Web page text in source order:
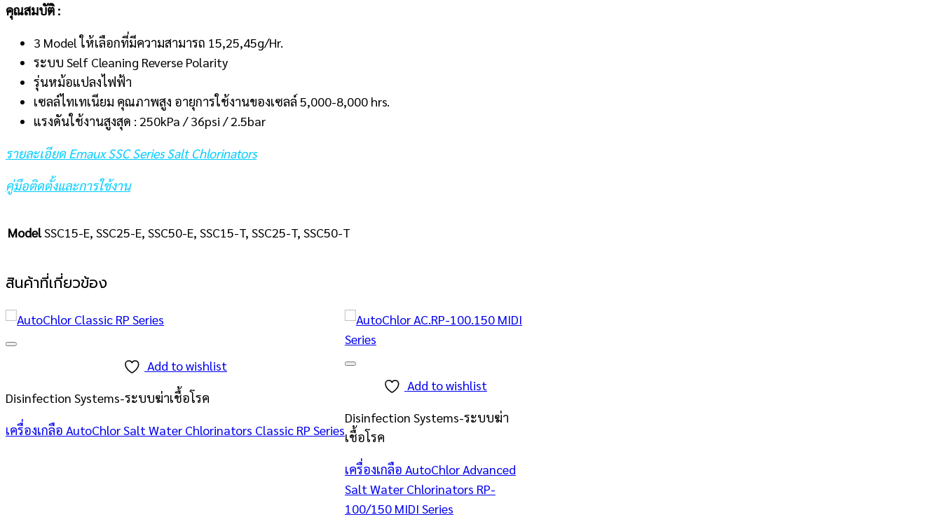
คุณสมบัติ :
3 Model ให้เลือกที่มีความสามารถ 15,25,45g/Hr.
ระบบ Self Cleaning Reverse Polarity
รุ่นหม้อแปลงไฟฟ้า
เซลล์ไทเทเนียม คุณภาพสูง อายุการใช้งานของเซลล์ 5,000-8,000 hrs.
แรงดันใช้งานสูงสุด : 250kPa / 36psi / 2.5bar
รายละเอียด Emaux SSC Series Salt Chlorinators
คู่มือติดตั้งและการใช้งาน
ModelSSC15-E, SSC25-E, SSC50-E, SSC15-T, SSC25-T, SSC50-T
สินค้าที่เกี่ยวข้อง
Add to wishlist
Disinfection Systems-ระบบฆ่าเชื้อโรค
เครื่องเกลือ AutoChlor Salt Water Chlorinators Classic RP Series
Add to wishlist
Disinfection Systems-ระบบฆ่า
เชื้อโรค
เครื่องเกลือ AutoChlor Advanced
Salt Water Chlorinators RP-
100/150 MIDI Series